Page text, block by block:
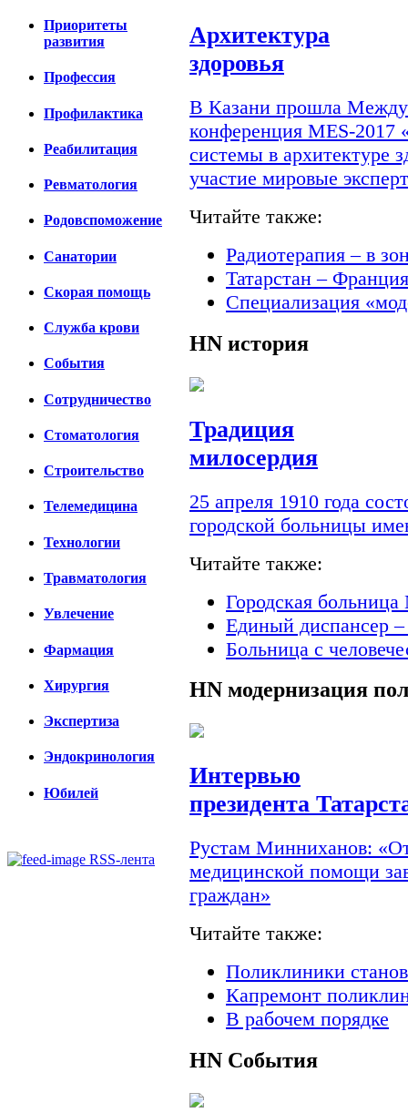
Приоритеты
развития
Профессия
Профилактика
Реабилитация
Ревматология
Родовспоможение
Санатории
Скорая помощь
Cлужба крови
События
Сотрудничество
Стоматология
Строительство
Телемедицина
Технологии
Травматология
Увлечение
Фармация
Хирургия
Экспертиза
Эндокринология
Юбилей
RSS-лента
Архитектура
здоровья
В Казани прошла
конференция MES-
системы в архитектуре
участие мировые
Читайте также:
Радиотерапия – в
Татарстан –
Специализация
HN история
Традиция
милосердия
25 апреля 1910 года
городской больницы
Читайте также:
Городская
Единый диспансер
Больница с
HN модернизация
Интервью
президента
Рустам Минниханов:
медицинской помощи
граждан»
Читайте также:
Поликлиники
Капремонт
В рабочем порядке
HN События